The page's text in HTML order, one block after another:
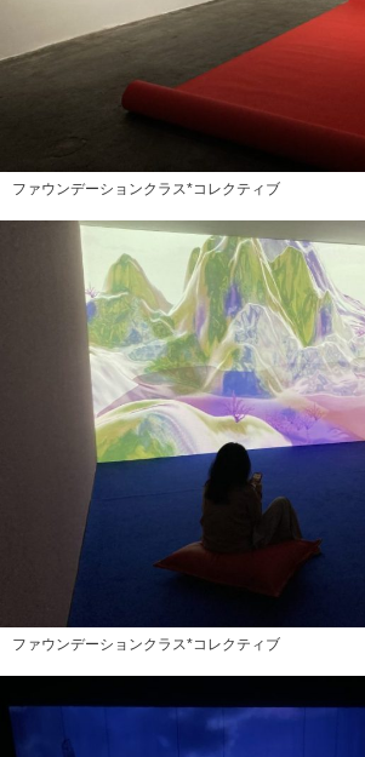
ファウンデーションクラス*コレクティブ
ファウンデーションクラス*コレクティブ